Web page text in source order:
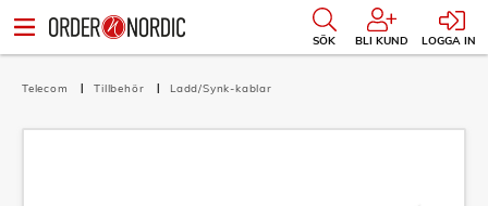
SÖK BLI KUND LOGGA IN
Telecom Tillbehör Ladd/Synk-kablar